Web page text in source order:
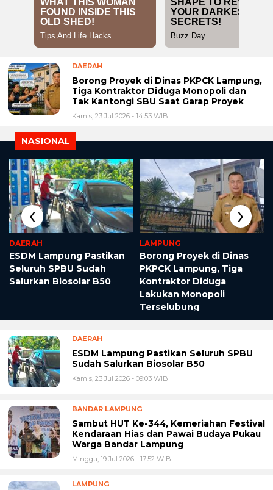
DAERAH
Borong Proyek di Dinas PKPCK Lampung,
Tiga Kontraktor Diduga Monopoli dan
Tak Kantongi SBU Saat Garap Proyek
Kamis, 23 Jul 2026 - 14:53 WIB
NASIONAL
DAERAH
ESDM Lampung Pastikan
Seluruh SPBU Sudah
Salurkan Biosolar B50
LAMPUNG
Borong Proyek di Dinas
PKPCK Lampung, Tiga
Kontraktor Diduga
Lakukan Monopoli
Terselubung
‹ ›
DAERAH
ESDM Lampung Pastikan Seluruh SPBU
Sudah Salurkan Biosolar B50
Kamis, 23 Jul 2026 - 09:03 WIB
BANDAR LAMPUNG
Sambut HUT Ke-344, Kemeriahan Festival
Kendaraan Hias dan Pawai Budaya Pukau
Warga Bandar Lampung
Minggu, 19 Jul 2026 - 17:52 WIB
LAMPUNG